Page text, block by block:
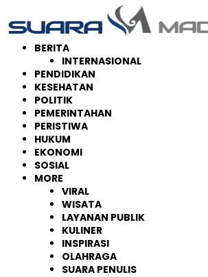
ke
konten
BERITA
INTERNASIONAL
PENDIDIKAN
KESEHATAN
POLITIK
PEMERINTAHAN
PERISTIWA
HUKUM
EKONOMI
SOSIAL
MORE
VIRAL
WISATA
LAYANAN PUBLIK
KULINER
INSPIRASI
OLAHRAGA
SUARA PENULIS